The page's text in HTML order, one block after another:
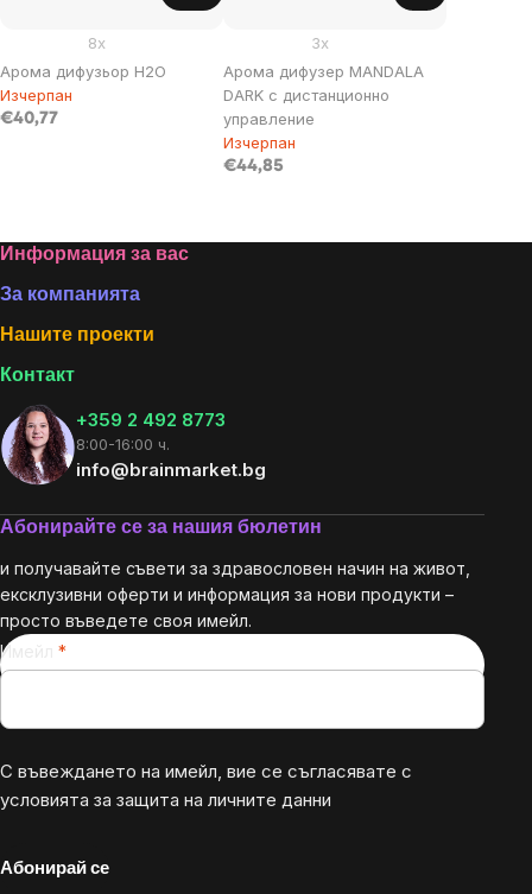
Арома дифузьор H2O
8x
Изчерпан
€40,77
Арома дифузер MANDALA
DARK с дистанционно
управление
3x
Изчерпан
€44,85
Footer
Информация за вас
За компанията
Нашите проекти
Контакт
+359 2 492 8773
8:00-16:00 ч.
info@brainmarket.bg
Абонирайте се за нашия бюлетин
и получавайте съвети за здравословен начин на живот,
ексклузивни оферти и информация за нови продукти –
просто въведете своя имейл.
Имейл
С въвеждането на имейл, вие се съгласявате с
условията за защита на личните данни
Абонирай се